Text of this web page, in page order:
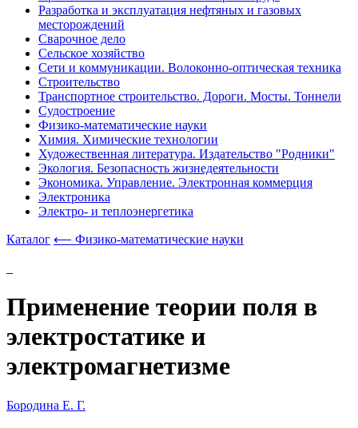
Разработка и эксплуатация нефтяных и газовых
месторождений
Сварочное дело
Сельское хозяйство
Сети и коммуникации. Волоконно-оптическая техника
Строительство
Транспортное строительство. Дороги. Мосты. Тоннели
Судостроение
Физико-математические науки
Химия. Химические технологии
Художественная литература. Издательство "Родники"
Экология. Безопасность жизнедеятельности
Экономика. Управление. Электронная коммерция
Электроника
Электро- и теплоэнергетика
Каталог ⟵ Физико-математические науки
Применение теории поля в
электростатике и
электромагнетизме
Бородина Е. Г.